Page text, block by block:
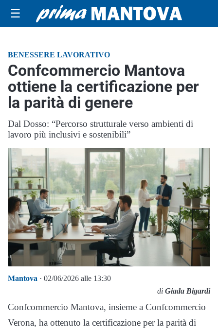
☰
BENESSERE LAVORATIVO
Confcommercio Mantova
ottiene la certificazione per
la parità di genere
Dal Dosso: “Percorso strutturale verso ambienti di
lavoro più inclusivi e sostenibili”
Mantova · 02/06/2026 alle 13:30
di Giada Bigardi
Confcommercio Mantova, insieme a Confcommercio
Verona, ha ottenuto la certificazione per la parità di